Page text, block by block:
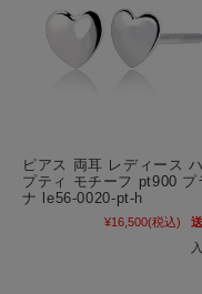
ピアス 両耳 レディース
プティ モチーフ pt900 プ
ナ le56-0020-pt-h
¥16,500(税込)